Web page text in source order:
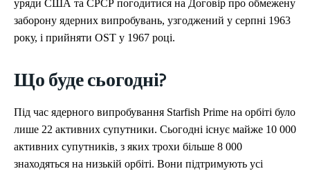
уряди США та СРСР погодитися на Договір про обмежену
заборону ядерних випробувань, узгоджений у серпні 1963
року, і прийняти OST у 1967 році.
Що буде сьогодні?
Під час ядерного випробування Starfish Prime на орбіті було
лише 22 активних супутники. Сьогодні існує майже 10 000
активних супутників, з яких трохи більше 8 000
знаходяться на низькій орбіті. Вони підтримують усі